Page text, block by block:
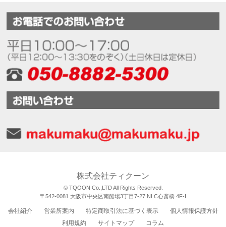
株式会社ティクーン
© TQOON Co.,LTD All Rights Reserved.
〒542-0081 大阪市中央区南船場3丁目7-27 NLC心斎橋 4F-I
会社紹介 営業所案内 特定商取引法に基づく表示
個人情報保護方針
利用規約
サイトマップ コラム